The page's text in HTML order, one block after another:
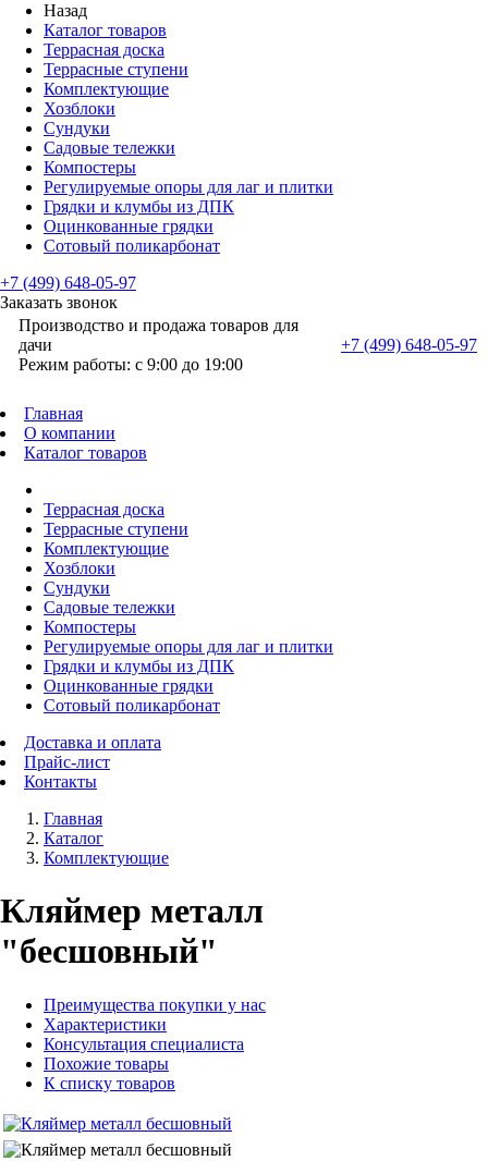
Назад
Каталог товаров
Террасная доска
Террасные ступени
Комплектующие
Хозблоки
Сундуки
Садовые тележки
Компостеры
Регулируемые опоры для лаг и плитки
Грядки и клумбы из ДПК
Оцинкованные грядки
Сотовый поликарбонат
+7 (499) 648-05-97
Заказать звонок
Производство и продажа товаров для
дачи
Режим работы: с 9:00 до 19:00
+7 (499) 648-05-97
Главная
О компании
Каталог товаров
Террасная доска
Террасные ступени
Комплектующие
Хозблоки
Сундуки
Садовые тележки
Компостеры
Регулируемые опоры для лаг и плитки
Грядки и клумбы из ДПК
Оцинкованные грядки
Сотовый поликарбонат
Доставка и оплата
Прайс-лист
Контакты
Главная
Каталог
Комплектующие
Кляймер металл
"бесшовный"
Преимущества покупки у нас
Характеристики
Консультация специалиста
Похожие товары
К списку товаров